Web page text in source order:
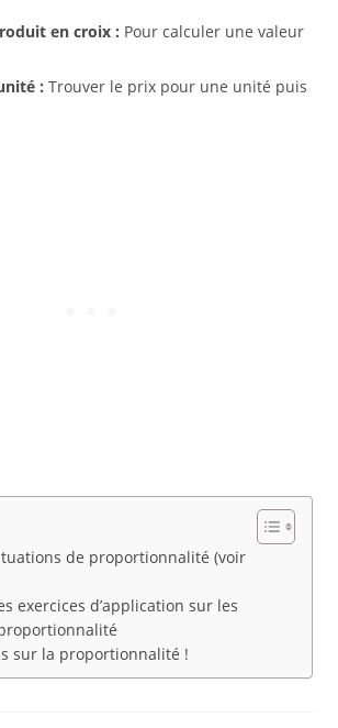
en croix : Pour calculer une valeur
: Trouver le prix pour une unité puis
de proportionnalité (voir
exercices d’application sur les
sur la proportionnalité !